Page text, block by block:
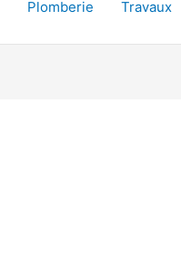
Plomberie Travaux